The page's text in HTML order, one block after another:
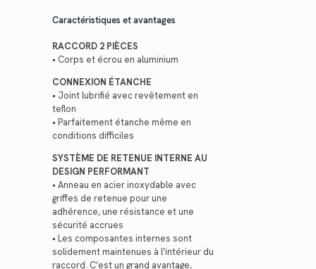
Caractéristiques et avantages
RACCORD 2 PIÈCES
• Corps et écrou en aluminium
CONNEXION ÉTANCHE
• Joint lubrifié avec revêtement en
teflon
• Parfaitement étanche même en
conditions difficiles
SYSTÈME DE RETENUE INTERNE AU
DESIGN PERFORMANT
• Anneau en acier inoxydable avec
griffes de retenue pour une
adhérence, une résistance et une
sécurité accrues
• Les composantes internes sont
solidement maintenues à l’intérieur du
raccord. C’est un grand avantage,